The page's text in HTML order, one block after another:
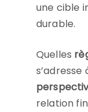
une cible
durable.
Quelles
s’adresse
relation